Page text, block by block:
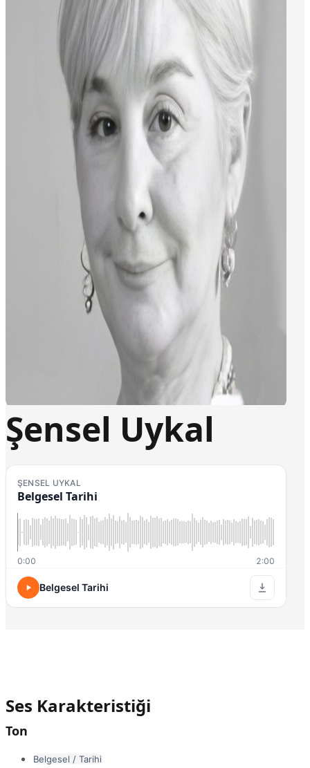
Şensel Uykal
ŞENSEL UYKAL
Belgesel Tarihi
0:00 2:00
Belgesel Tarihi
Ses Karakteristiği
Ton
Belgesel / Tarihi